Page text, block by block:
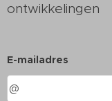
ontwikkelingen
E-mailadres